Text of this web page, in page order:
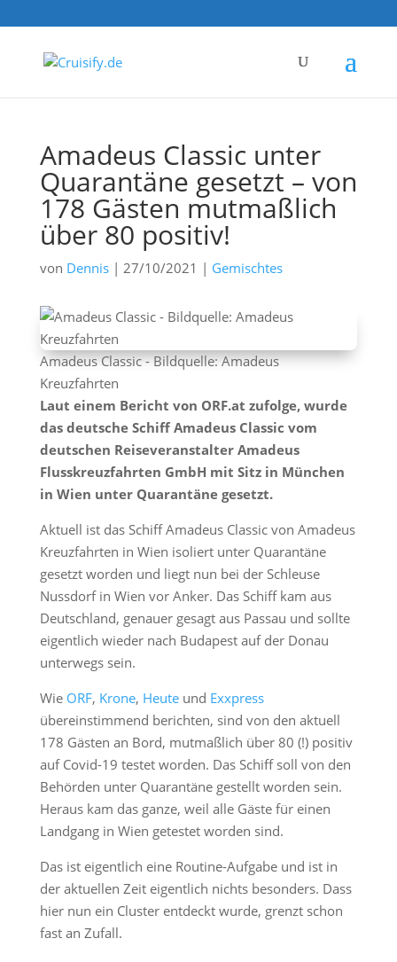
Amadeus Classic unter
Quarantäne gesetzt – von
178 Gästen mutmaßlich
über 80 positiv!
von Dennis| 27/10/2021 | Gemischtes
Amadeus Classic - Bildquelle: Amadeus
Kreuzfahrten
Laut einem Bericht von ORF.at zufolge, wurde
das deutsche Schiff Amadeus Classic vom
deutschen Reiseveranstalter Amadeus
Flusskreuzfahrten GmbH mit Sitz in München
in Wien unter Quarantäne gesetzt.
Aktuell ist das Schiff Amadeus Classic von Amadeus
Kreuzfahrten in Wien isoliert unter Quarantäne
gesetzt worden und liegt nun bei der Schleuse
Nussdorf in Wien vor Anker. Das Schiff kam aus
Deutschland, genauer gesagt aus Passau und sollte
eigentlich wieder nach Budapest auf der Donau
unterwegs sein.
Wie ORF, Krone, Heuteund Exxpress
übereinstimmend berichten, sind von den aktuell
178 Gästen an Bord, mutmaßlich über 80 (!) positiv
auf Covid-19 testet worden. Das Schiff soll von den
Behörden unter Quarantäne gestellt worden sein.
Heraus kam das ganze, weil alle Gäste für einen
Landgang in Wien getestet worden sind.
Das ist eigentlich eine Routine-Aufgabe und ist in
der aktuellen Zeit eigentlich nichts besonders. Dass
hier nun ein Cluster entdeckt wurde, grenzt schon
fast an Zufall.